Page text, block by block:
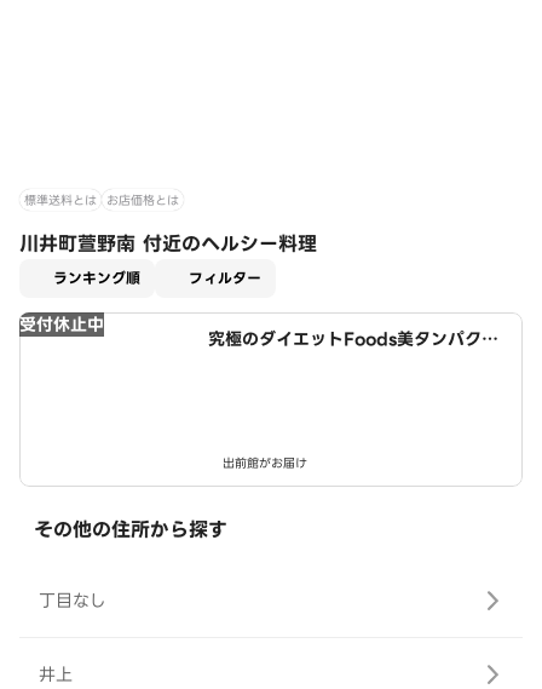
標準送料とは お店価格とは
川井町萱野南 付近のヘルシー料理
ランキング順 フィルター
受付休止中
究極のダイエットFoods美タンパクラ
出前館がお届け
その他の住所から探す
丁目なし
井上